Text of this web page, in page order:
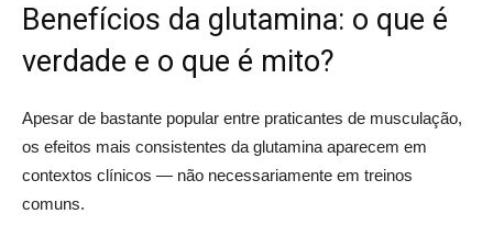
Benefícios da glutamina: o que é
verdade e o que é mito?
Apesar de bastante popular entre praticantes de musculação,
os efeitos mais consistentes da glutamina aparecem em
contextos clínicos — não necessariamente em treinos
comuns.